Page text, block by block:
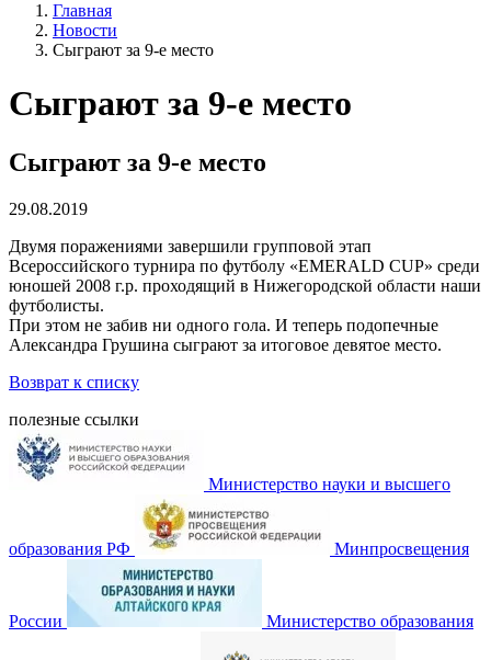
Главная
Новости
Сыграют за 9-е место
Сыграют за 9-е место
Сыграют за 9-е место
29.08.2019
Двумя поражениями завершили групповой этап
Всероссийского турнира по футболу «EMERALD CUP» среди
юношей 2008 г.р. проходящий в Нижегородской области наши
футболисты.
При этом не забив ни одного гола. И теперь подопечные
Александра Грушина сыграют за итоговое девятое место.
Возврат к списку
полезные ссылки
Министерство науки и высшего
образования РФ Минпросвещения
России Министерство образования